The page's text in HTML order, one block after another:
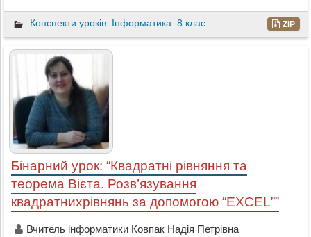
Конспекти уроків Інформатика 8 клас ZIP
Бінарний урок: “Квадратні рівняння та
теорема Вієта. Розв’язування
квадратнихрівнянь за допомогою “EXCEL””
Вчитель інформатики Ковпак Надія Петрівна